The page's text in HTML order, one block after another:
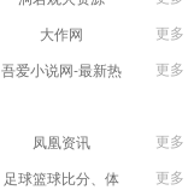
大作网
更多
吾爱小说网-最新热
更多
凤凰资讯
更多
足球篮球比分、体
更多